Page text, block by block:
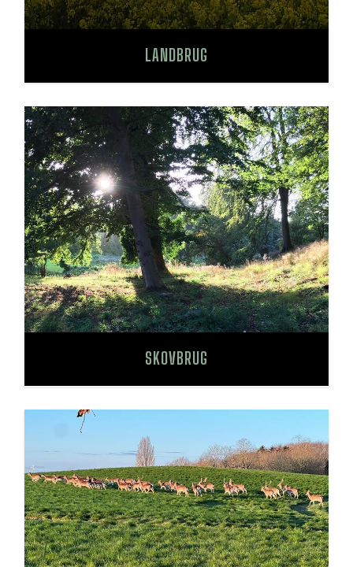
LANDBRUG
SKOVBRUG